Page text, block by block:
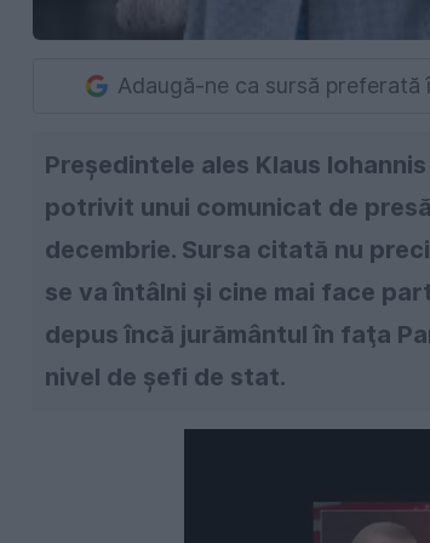
Adaugă-ne ca sursă preferată
Preşedintele ales Klaus
potrivit unui comunicat de
decembrie. Sursa citată nu
se va întâlni şi cine mai face
depus încă jurământul în faţa
nivel de şefi de stat.